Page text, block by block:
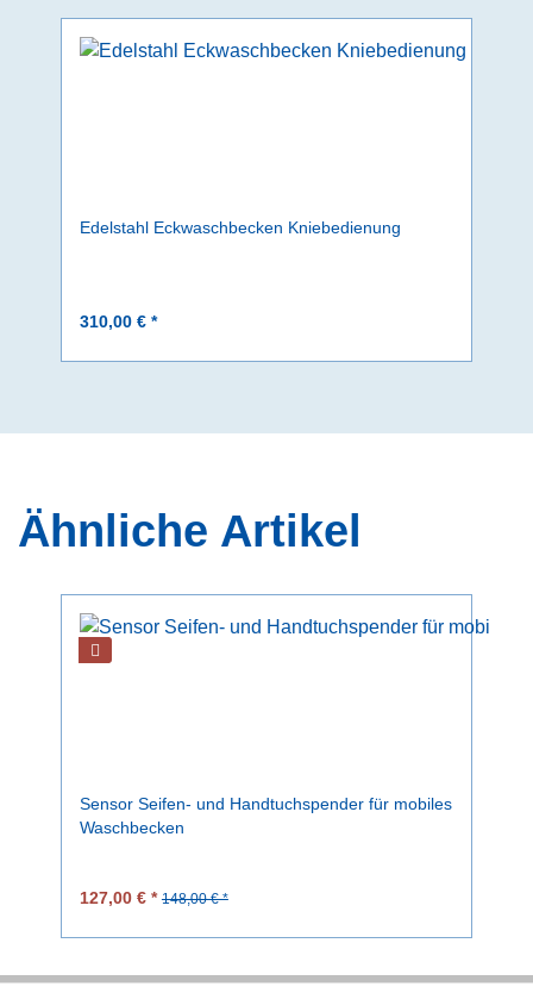
Edelstahl Eckwaschbecken Kniebedienung
310,00 € *
Ähnliche Artikel
Sensor Seifen- und Handtuchspender für mobiles
Waschbecken
127,00 € * 148,00 € *